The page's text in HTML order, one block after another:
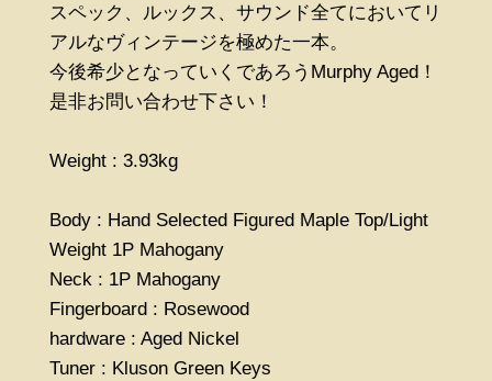
スペック、ルックス、サウンド全てにおいてリ
アルなヴィンテージを極めた一本。
今後希少となっていくであろうMurphy Aged！
是非お問い合わせ下さい！
Weight : 3.93kg
Body : Hand Selected Figured Maple Top/Light
Weight 1P Mahogany
Neck : 1P Mahogany
Fingerboard : Rosewood
hardware : Aged Nickel
Tuner : Kluson Green Keys